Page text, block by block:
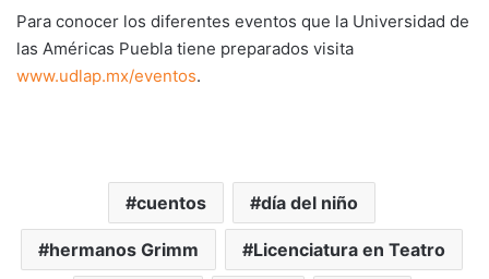
Para conocer los diferentes eventos que la Universidad de
las Américas Puebla tiene preparados visita
www.udlap.mx/eventos.
cuentos día del niño
hermanos Grimm Licenciatura en Teatro